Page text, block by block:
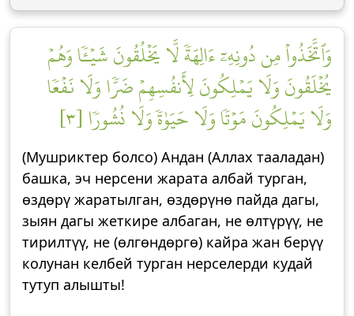
وَٱتَّخَذُواْ مِن دُونِهِۦٓ ءَالِهَةٗ لَّا يَخۡلُقُونَ شَيۡـٔٗا وَهُمۡ
يُخۡلَقُونَ وَلَا يَمۡلِكُونَ لِأَنفُسِهِمۡ ضَرّٗا وَلَا نَفۡعٗا
وَلَا يَمۡلِكُونَ مَوۡتٗا وَلَا حَيَوٰةٗ وَلَا نُشُورٗا [٣]
(Мушриктер болсо) Андан (Аллах тааладан)
башка, эч нерсени жарата албай турган,
өздөрү жаратылган, өздөрүнө пайда дагы,
зыян дагы жеткире албаган, не өлтүрүү, не
тирилтүү, не (өлгөндөргө) кайра жан берүү
колунан келбей турган нерселерди кудай
тутуп алышты!